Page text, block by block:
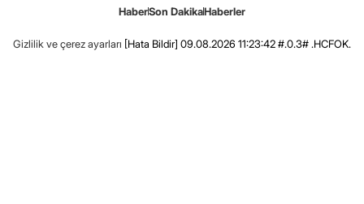
HaberSon DakikaHaberler
Gizlilik ve çerez ayarları [Hata Bildir] 09.08.2026 11:23:42 #.0.3# .HCFOK.